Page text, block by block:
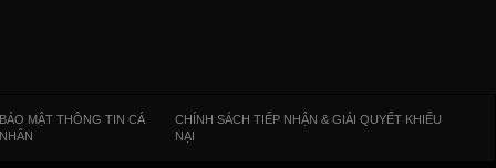
BẢO MẬT THÔNG TIN CÁ
NHÂN
CHÍNH SÁCH TIẾP NHẬN & GIẢI QUYẾT KHIẾU
NẠI